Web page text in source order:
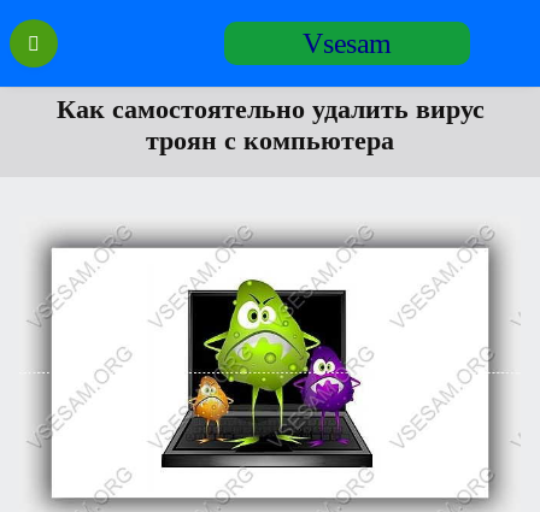
Перейти
содержанию
Vsesam
Как самостоятельно удалить вирус
троян с компьютера